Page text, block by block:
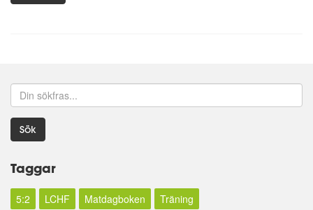
Sök
Taggar
5:2 LCHF Matdagboken Träning